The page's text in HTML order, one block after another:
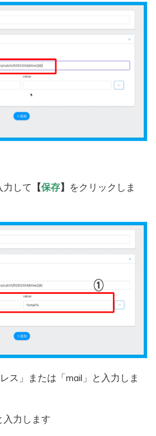
力して 【保存】 をクリックしま
ス」または「mail」と入力しま
入力します